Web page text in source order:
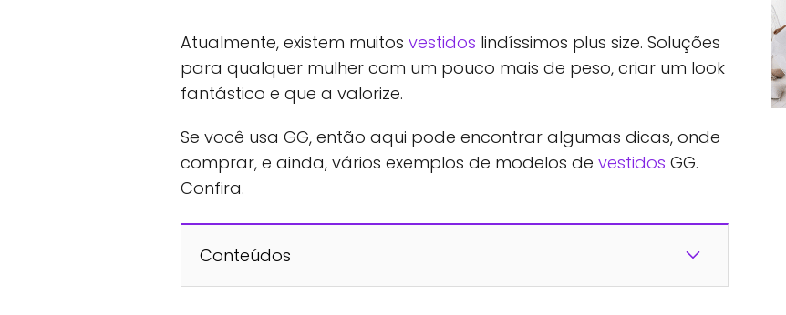
Atualmente, existem muitos vestidos lindíssimos plus size. Soluções
para qualquer mulher com um pouco mais de peso, criar um look
fantástico e que a valorize.
Se você usa GG, então aqui pode encontrar algumas dicas, onde
comprar, e ainda, vários exemplos de modelos de vestidos GG.
Confira.
Conteúdos